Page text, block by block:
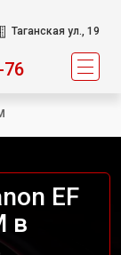
Таганская ул., 19
76
EF
в